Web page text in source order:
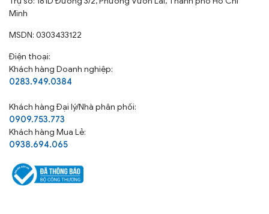
Minh
MSDN: 0303433122
Điện thoại:
Khách hàng Doanh nghiệp:
0283.949.0384
Khách hàngĐại lý/Nhà phân phối:
0909.753.773
Khách hàng Mua Lẻ:
0938.694.065